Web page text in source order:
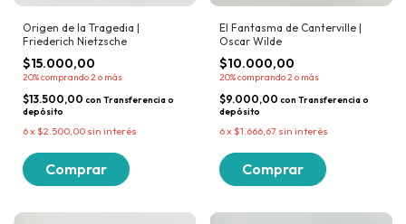
Origen de la Tragedia |
Friederich Nietzsche
$15.000,00
20%comprando 2 o más
$13.500,00 con Transferencia o
depósito
6x $2.500,00 sin interés
El Fantasma de Canterville |
Oscar Wilde
$10.000,00
20%comprando 2 o más
$9.000,00 con Transferencia o
depósito
6x $1.666,67 sin interés